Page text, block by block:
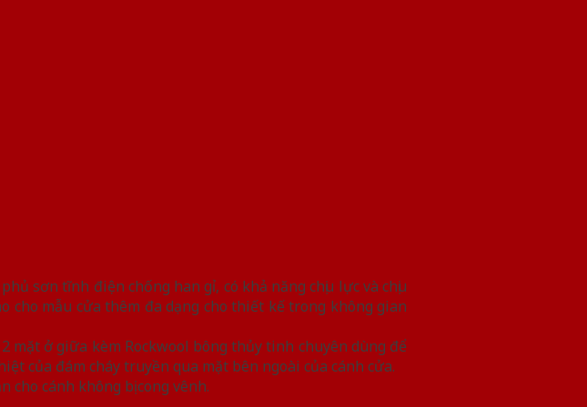
sơn tĩnh điện chống han gỉ, có khả năng chịu lực và chịu
cho mẫu cửa thêm đa dạng cho thiết kế trong không gian
mặt ở giữa kèm Rockwool bông thủy tinh chuyên dùng để
của đám cháy truyền qua mặt bên ngoài của cánh cửa.
cánh không bị cong vênh.